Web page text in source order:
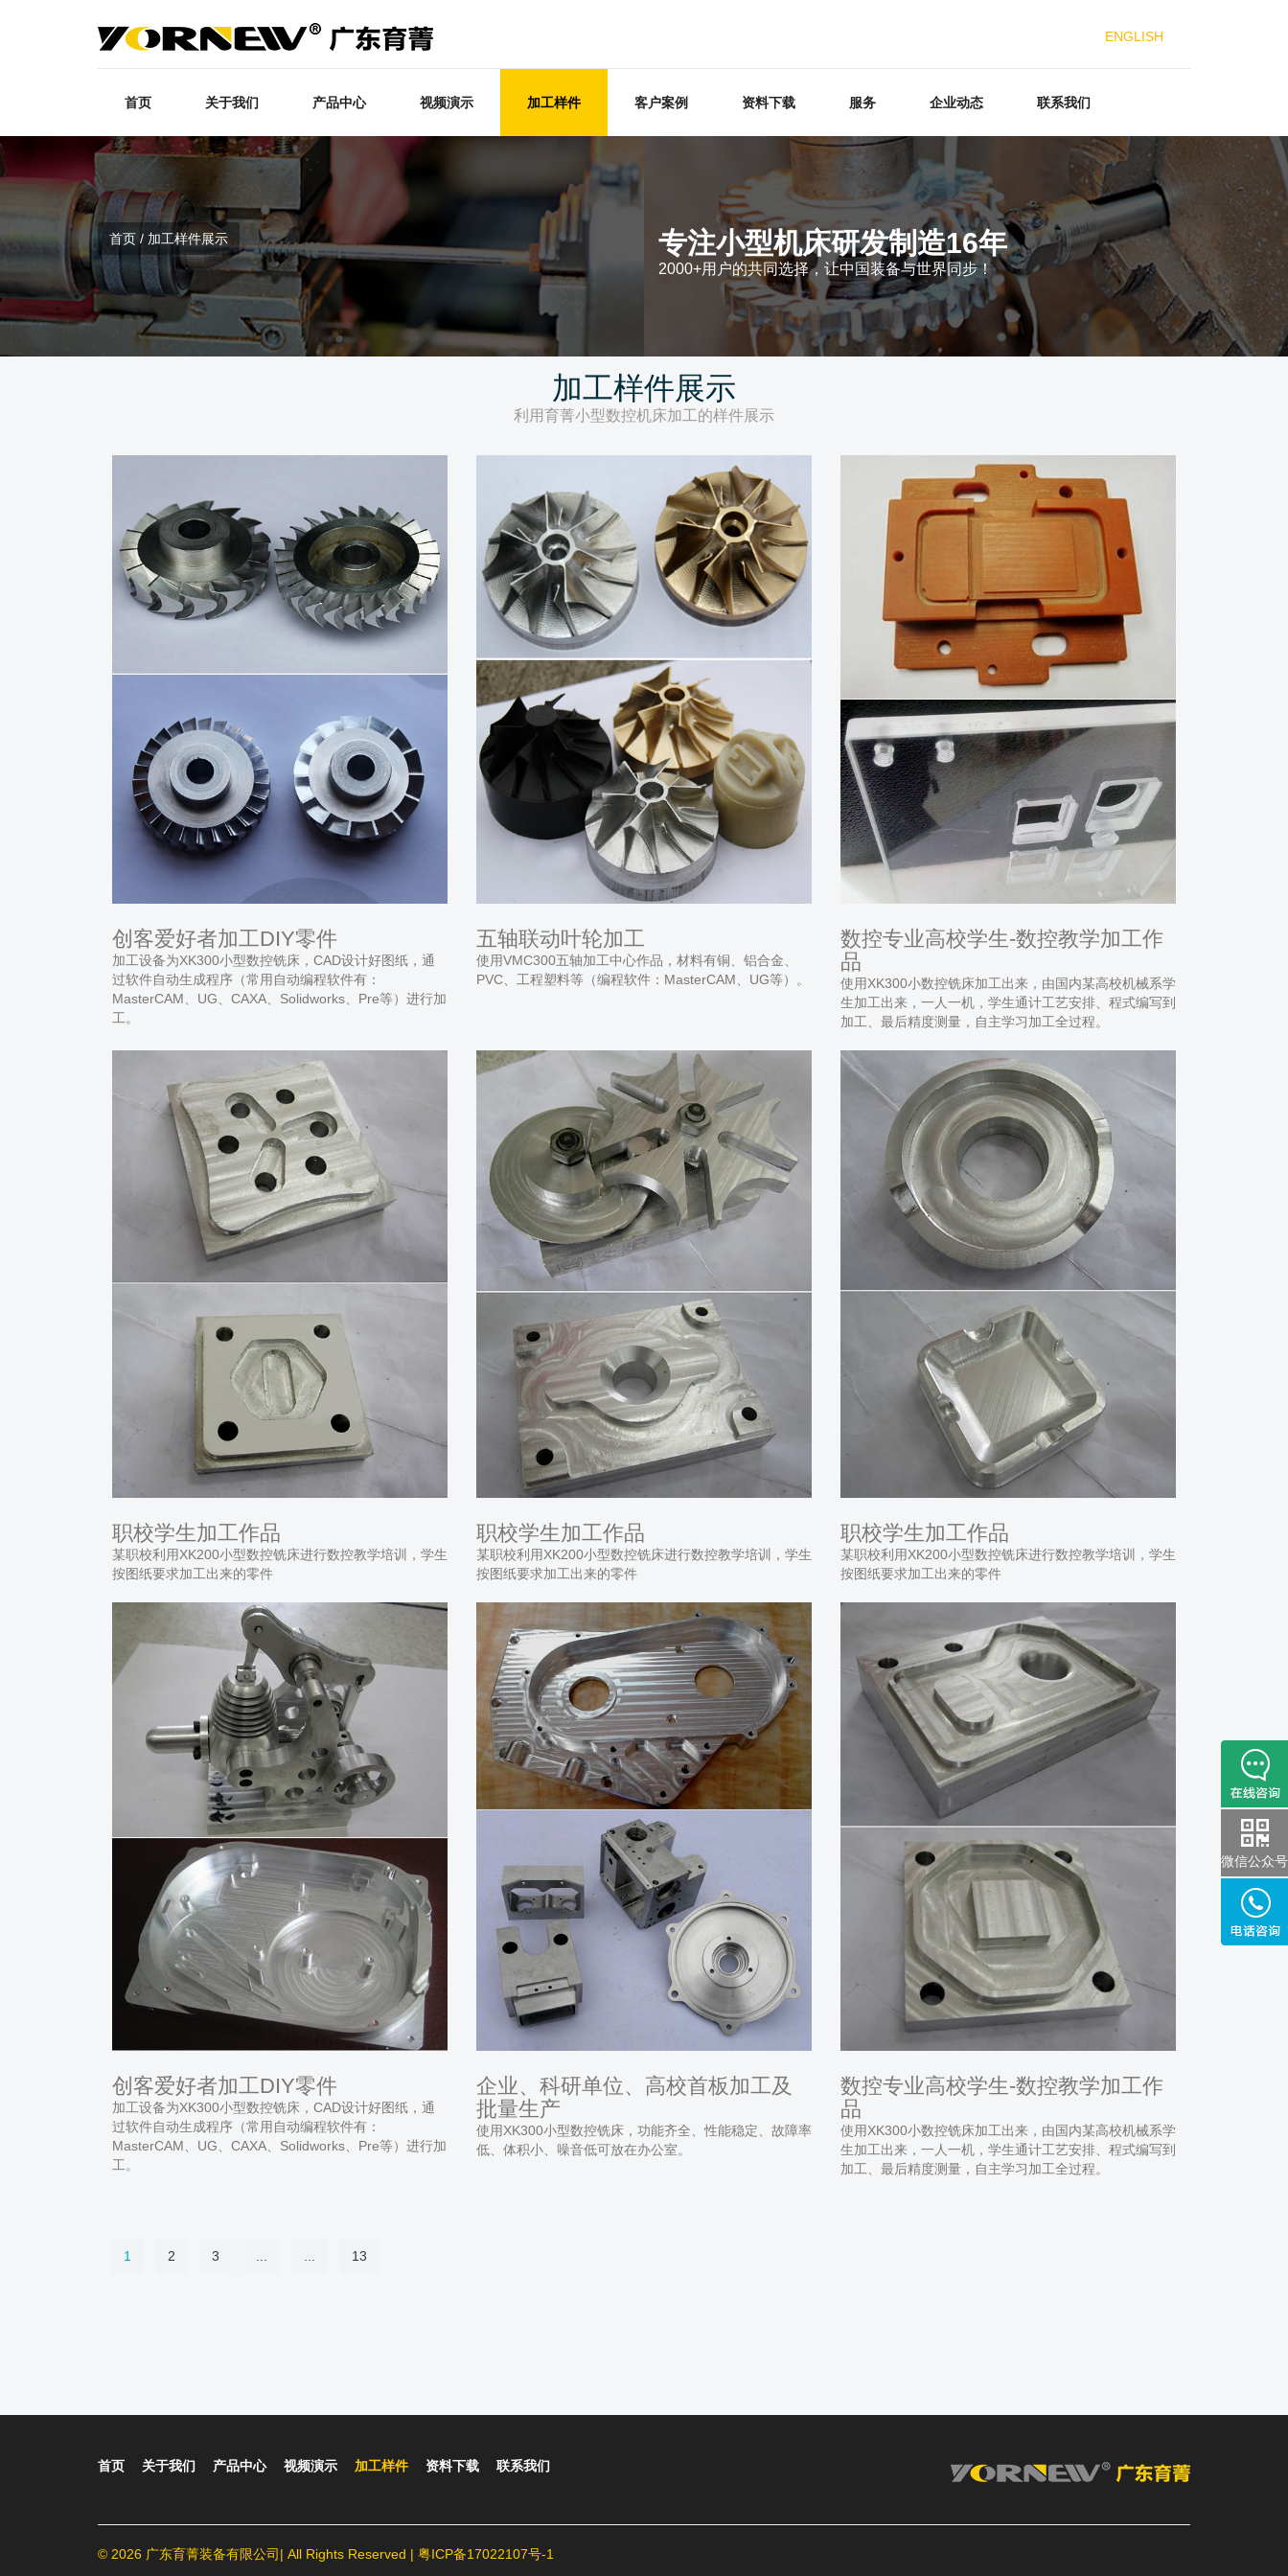
ENGLISH
首页 关于我们 产品中心 视频演示 加工样件 客户案例 资料下载 服务 企业动态 联系我们
首页 / 加工样件展示 专注小型机床研发制造16年
2000+用户的共同选择，让中国装备与世界同步！
加工样件展示
利用育菁小型数控机床加工的样件展示
创客爱好者加工DIY零件
加工设备为XK300小型数控铣床，CAD设计好图纸，通
过软件自动生成程序（常用自动编程软件有：
MasterCAM、UG、CAXA、Solidworks、Pre等）进行加
工。
五轴联动叶轮加工
使用VMC300五轴加工中心作品，材料有铜、铝合金、
PVC、工程塑料等（编程软件：MasterCAM、UG等）。
数控专业高校学生-数控教学加工作
品
使用XK300小数控铣床加工出来，由国内某高校机械系学
生加工出来，一人一机，学生通计工艺安排、程式编写到
加工、最后精度测量，自主学习加工全过程。
职校学生加工作品
某职校利用XK200小型数控铣床进行数控教学培训，学生
按图纸要求加工出来的零件
职校学生加工作品
某职校利用XK200小型数控铣床进行数控教学培训，学生
按图纸要求加工出来的零件
职校学生加工作品
某职校利用XK200小型数控铣床进行数控教学培训，学生
按图纸要求加工出来的零件
创客爱好者加工DIY零件
加工设备为XK300小型数控铣床，CAD设计好图纸，通
过软件自动生成程序（常用自动编程软件有：
MasterCAM、UG、CAXA、Solidworks、Pre等）进行加
工。
企业、科研单位、高校首板加工及
批量生产
使用XK300小型数控铣床，功能齐全、性能稳定、故障率
低、体积小、噪音低可放在办公室。
数控专业高校学生-数控教学加工作
品
使用XK300小数控铣床加工出来，由国内某高校机械系学
生加工出来，一人一机，学生通计工艺安排、程式编写到
加工、最后精度测量，自主学习加工全过程。
1 2 3 13
首页 关于我们 产品中心 视频演示 加工样件 资料下载 联系我们
© 2026 广东育菁装备有限公司 | All Rights Reserved | 粤ICP备17022107号-1
微信公众号